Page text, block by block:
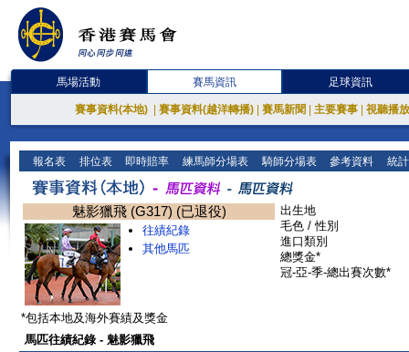
馬場活動 賽馬資訊 足球資訊
賽事資料(本地) 賽事資料(越洋轉播) 賽馬新聞 主要賽事 視聽播
報名表 排位表 即時賠率 練馬師分場表 騎師分場表 參考資料 統
魅影獵飛 (G317) (已退役)
往績紀錄
其他馬匹
出生地
毛色 / 性別
進口類別
總獎金*
冠-亞-季-總出賽次數*
*包括本地及海外賽績及獎金
馬匹往績紀錄 - 魅影獵飛